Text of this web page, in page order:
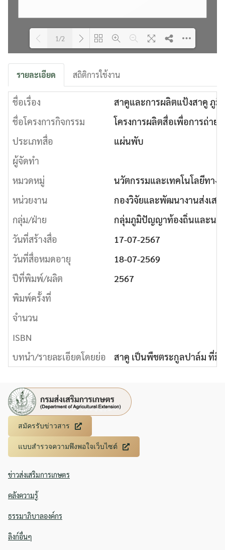
Search
Search
Please wait while flipbook is
FAQs and issues please refer to
DearFlip WordPress Flipbook
documentation.
DearFlip: Loading PDF 12% ...
1/2
รายละเอียด สถิติการใช้งาน
ชื่อเรื่อง
สาคูและการผลิตแป้งสาคู ภู
ชื่อโครงการกิจกรรม
โครงการผลิตสื่อเพื่อการถ่าย
ประเภทสื่อ
แผ่นพับ
ผู้จัดทำ
หมวดหมู่
นวัตกรรมและเทคโนโลยีทาง
หน่วยงาน
กองวิจัยและพัฒนางานส่งเสริ
กลุ่ม/ฝ่าย
กลุ่มภูมิปัญญาท้องถิ่นและนวั
วันที่สร้างสื่อ
17-07-2567
วันที่สื่อหมดอายุ
18-07-2569
ปีที่พิมพ์/ผลิต
2567
พิมพ์ครั้งที่
จำนวน
ISBN
บทนำ/รายละเอียดโดยย่อ
สาคู เป็นพืชตระกูลปาล์ม ที่มี
สมัครรับข่าวสาร
แบบสำรวจความพึงพอใจเว็บไซต์
ข่าวส่งเสริมการเกษตร
คลังความรู้
ธรรมาภิบาลองค์กร
ลิงก์อื่นๆ